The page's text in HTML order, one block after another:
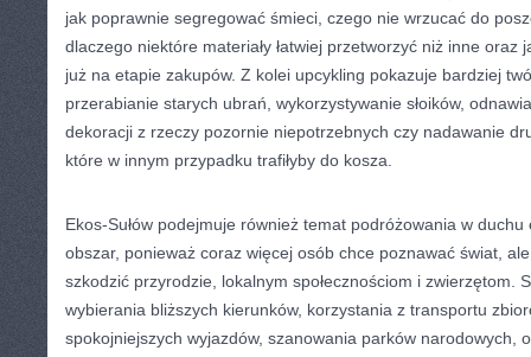
jak poprawnie segregować śmieci, czego nie wrzucać do
dlaczego niektóre materiały łatwiej przetworzyć niż inne oraz
już na etapie zakupów. Z kolei upcykling pokazuje bardziej
przerabianie starych ubrań, wykorzystywanie słoików,
dekoracji z rzeczy pozornie niepotrzebnych czy nadawanie
które w innym przypadku trafiłyby do kosza.
Ekos-Sułów podejmuje również temat podróżowania w
obszar, ponieważ coraz więcej osób chce poznawać świat,
szkodzić przyrodzie, lokalnym społecznościom i zwierzętom.
wybierania bliższych kierunków, korzystania z transportu
spokojniejszych wyjazdów, szanowania parków narodowych,